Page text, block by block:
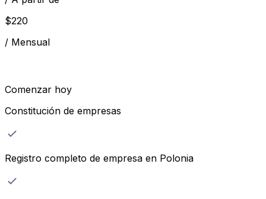
$220
/ Mensual
Comenzar hoy
Constitución de empresas
Registro completo de empresa en Polonia